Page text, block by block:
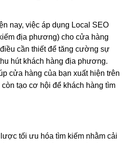
nay, việc áp dụng Local SEO
địa phương) cho cửa hàng
cần thiết để tăng cường sự
hút khách hàng địa phương.
cửa hàng của bạn xuất hiện trên
tạo cơ hội để khách hàng tìm
tối ưu hóa tìm kiếm nhằm cải